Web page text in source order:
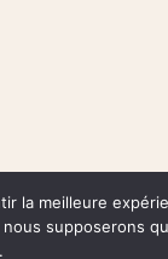
la meilleure
supposerons